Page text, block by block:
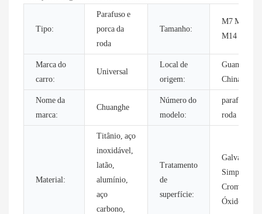
Tipo:
Parafuso e
porca da
roda
Tamanho:
M7 M8 M12
M14
Marca do
carro:
Universal
Local de
origem:
Guangdong,
China
Nome da
marca:
Chuanghe
Número do
modelo:
parafusos de
roda
Material:
Titânio, aço
inoxidável,
latão,
alumínio,
aço
carbono,
Tratamento
de
superfície:
Simples,
Cromado,
Óxido Preto